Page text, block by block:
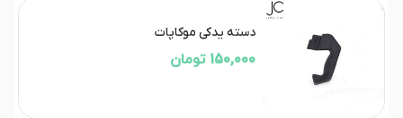
دسته یدکی موکاپات
150,000 تومان